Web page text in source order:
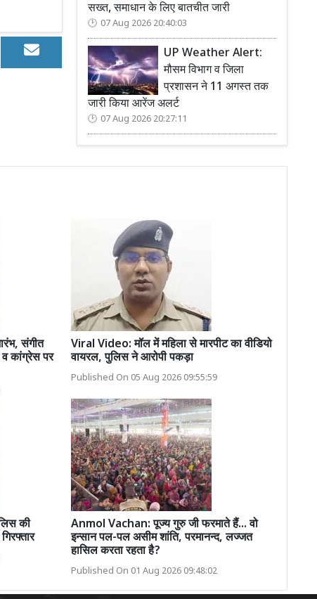
सख्त, समाधान के लिए बातचीत जारी
07 Aug 2026 20:40:03
UP Weather Alert:
मौसम विभाग व जिला
प्रशासन ने 11 अगस्त तक
जारी किया आरेंज अलर्ट
07 Aug 2026 20:27:11
संगीत
कांग्रेस पर
Viral Video: मॉल में महिला से मारपीट का वीडियो
वायरल, पुलिस ने आरोपी पकड़ा
Published On 05 Aug 2026 09:55:59
की
Anmol Vachan: पूज्य गुरु जी फरमाते हैं... वो
इन्सान पल-पल असीम शांति, परमानन्द, लज्जत
हासिल करता रहता है?
Published On 01 Aug 2026 09:48:02